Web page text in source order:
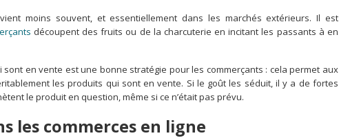
moins souvent, et essentiellement dans les marchés extérieurs. Il est
découpent des fruits ou de la charcuterie en incitant les passants à en
en vente est une bonne stratégie pour les commerçants : cela permet aux
les produits qui sont en vente. Si le goût les séduit, il y a de fortes
le produit en question, même si ce n’était pas prévu.
les commerces en ligne